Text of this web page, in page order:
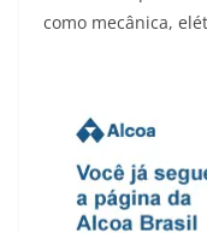
como mecânica,